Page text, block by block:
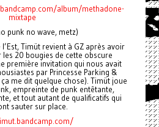
album/methadone-
mixtape
punk no wave, metz)
Timüt revient à GZ après avoir
les 20 bougies de cette obscure
première invitation qui nous avait
par Princesse Parking &
me dit quelque chose). Timüt joue
empreinte de punk entêtante,
et tout autant de qualificatifs qui
sauter sur place.